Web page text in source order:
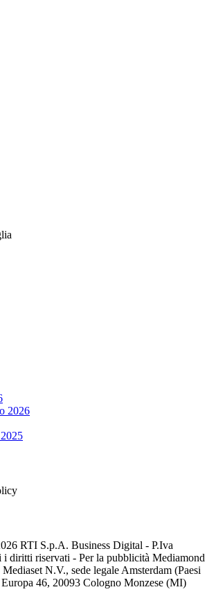
2026
RTI S.p.A. Business Digital - P.Iva
i diritti riservati - Per la pubblicità Mediamond
N.V., sede legale Amsterdam (Paesi
46, 20093 Cologno Monzese (MI)